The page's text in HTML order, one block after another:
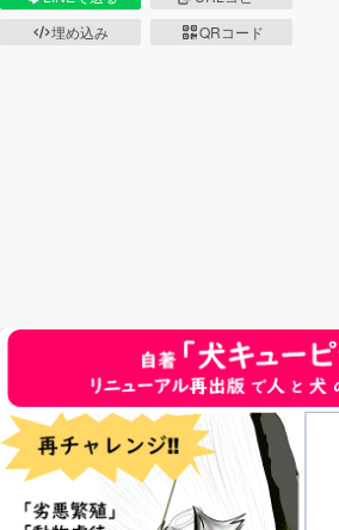
埋め込み
QRコード